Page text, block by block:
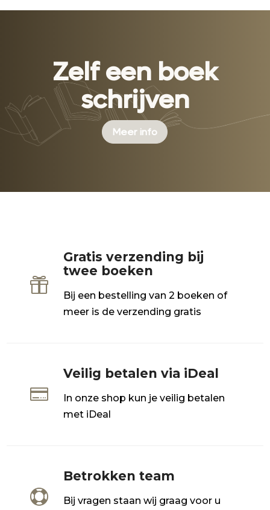
Zelf een boek
schrijven
Meer info

Gratis verzending bij
twee boeken
Bij een bestelling van 2 boeken of
meer is de verzending gratis

Veilig betalen via iDeal
In onze shop kun je veilig betalen
met iDeal

Betrokken team
Bij vragen staan wij graag voor u